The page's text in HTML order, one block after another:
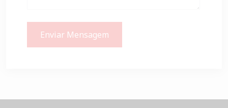
Enviar Mensagem